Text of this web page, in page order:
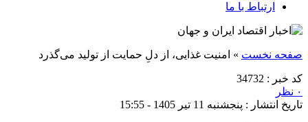
ارتباط با ما
صفحه نخست » امنیت غذایی، از دلِ حمایت از تولید می‌گذرد
کد خبر : 34732
۰ نظر
تاریخ انتشار : پنجشنبه 11 تیر 1405 - 15:55